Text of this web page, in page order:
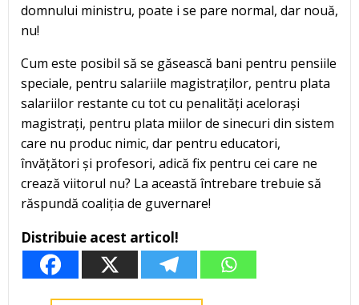
domnului ministru, poate i se pare normal, dar nouă,
nu!
Cum este posibil să se găsească bani pentru pensiile
speciale, pentru salariile magistraților, pentru plata
salariilor restante cu tot cu penalități acelorași
magistrați, pentru plata miilor de sinecuri din sistem
care nu produc nimic, dar pentru educatori,
învățători și profesori, adică fix pentru cei care ne
crează viitorul nu? La această întrebare trebuie să
răspundă coaliția de guvernare!
Distribuie acest articol!